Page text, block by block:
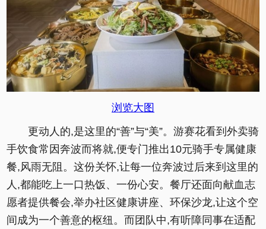
浏览大图
更动人的,是这里的“善”与“美”。游赛花看到外卖骑
手饮食常因奔波而将就,便专门推出10元骑手专属健康
餐,风雨无阻。这份关怀,让每一位奔波过后来到这里的
人,都能吃上一口热饭、一份心安。餐厅还面向献血志
愿者提供餐会,举办社区健康讲座、环保沙龙,让这个空
间成为一个善意的枢纽。而团队中,有听障同事在适配